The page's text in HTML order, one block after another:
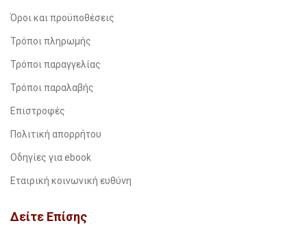
Όροι και προϋποθέσεις
Τρόποι πληρωμής
Τρόποι παραγγελίας
Τρόποι παραλαβής
Επιστροφές
Πολιτική απορρήτου
Οδηγίες για ebook
Εταιρική κοινωνική ευθύνη
Δείτε Επίσης